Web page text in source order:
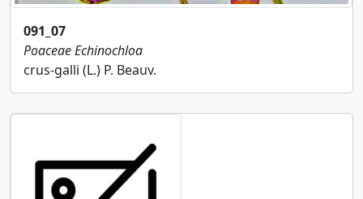
091_07
PoaceaeEchinochloa
crus-galli (L.) P. Beauv.